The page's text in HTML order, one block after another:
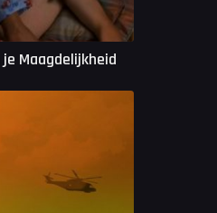
Maagdelijkheid